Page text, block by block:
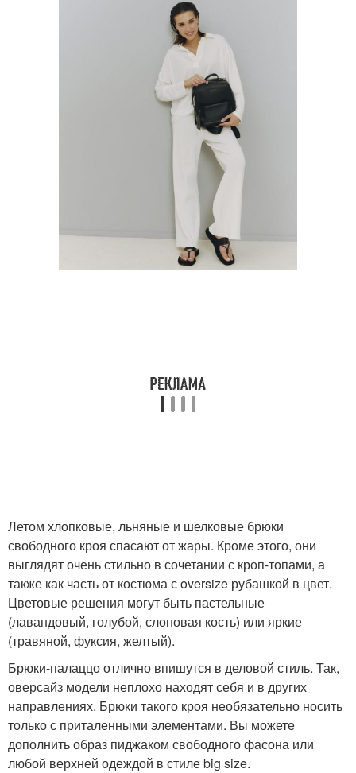
Летом хлопковые, льняные и шелковые брюки
свободного кроя спасают от жары. Кроме этого, они
выглядят очень стильно в сочетании с кроп-топами, а
также как часть от костюма с oversize рубашкой в цвет.
Цветовые решения могут быть пастельные
(лавандовый, голубой, слоновая кость) или яркие
(травяной, фуксия, желтый).
Брюки-палаццо отлично впишутся в деловой стиль. Так,
оверсайз модели неплохо находят себя и в других
направлениях. Брюки такого кроя необязательно носить
только с приталенными элементами. Вы можете
дополнить образ пиджаком свободного фасона или
любой верхней одеждой в стиле big size.